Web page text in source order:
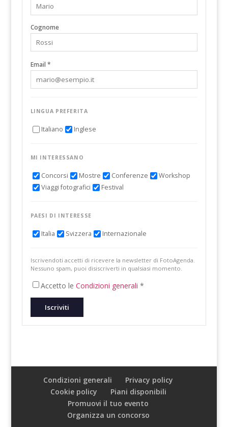
Cognome
Email *
LINGUA PREFERITA
Italiano Inglese
MI INTERESSANO
Concorsi Mostre Conferenze
Workshop
Viaggi fotografici
Festival
PAESI DI INTERESSE
Italia Svizzera Internazionale
Iscrivendoti accetti di ricevere la newsletter di FotoAgenda.
Nessuno spam, puoi disiscriverti in qualsiasi momento.
Accetto le Condizioni generali *
Iscriviti
Condizioni generali
Privacy policy
Cookie policy
Piani disponibili
Promuovi il tuo evento
Organizza un concorso